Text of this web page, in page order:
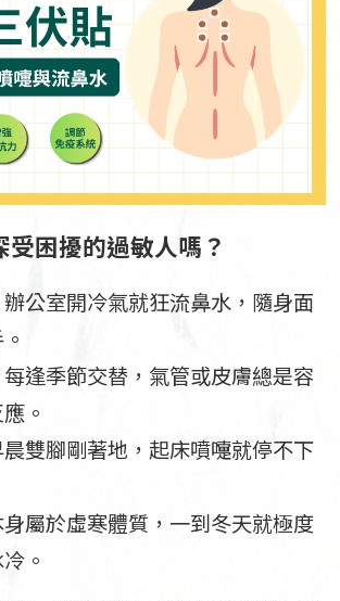
受困擾的過敏人嗎？
辦公室開冷氣就狂流鼻水，隨身面
每逢季節交替，氣管或皮膚總是容
。
晨雙腳剛著地，起床噴嚏就停不下
身屬於虛寒體質，一到冬天就極度
。